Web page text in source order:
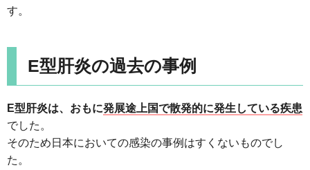
す。
E型肝炎の過去の事例
E型肝炎は、おもに発展途上国で散発的に発生している疾患
でした。
そのため日本においての感染の事例はすくないものでし
た。